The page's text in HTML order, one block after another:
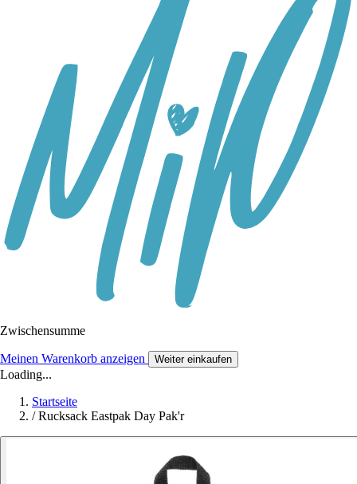
Zwischensumme
Meinen Warenkorb anzeigen Weiter einkaufen
Loading...
Startseite
/ Rucksack Eastpak Day Pak'r